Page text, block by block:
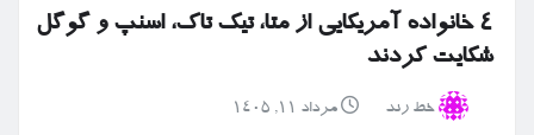
۴ خانواده آمریکایی از متا، تیک تاک، اسنپ و گوگل
شکایت کردند
خط رند مرداد ۱۱, ۱۴۰۵